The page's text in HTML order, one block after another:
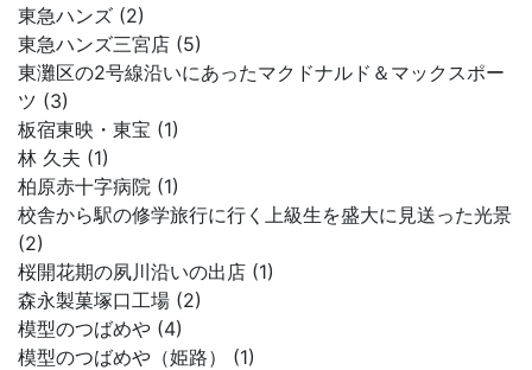
東急ハンズ (2)
東急ハンズ三宮店 (5)
東灘区の2号線沿いにあったマクドナルド＆マックスポー
ツ (3)
板宿東映・東宝 (1)
林 久夫 (1)
柏原赤十字病院 (1)
校舎から駅の修学旅行に行く上級生を盛大に見送った光景
(2)
桜開花期の夙川沿いの出店 (1)
森永製菓塚口工場 (2)
模型のつばめや (4)
模型のつばめや（姫路） (1)